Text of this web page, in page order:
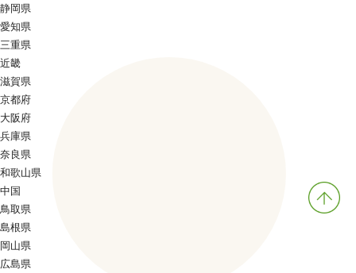
静岡県
愛知県
三重県
近畿
滋賀県
京都府
大阪府
兵庫県
奈良県
和歌山県
中国
鳥取県
島根県
岡山県
広島県